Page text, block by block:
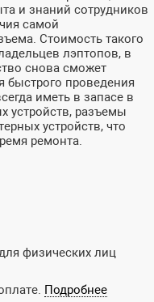
и знаний сотрудников
самой
Стоимость такого
лэптопов, в
снова сможет
быстрого проведения
иметь в запасе в
устройств, разъемы
устройств, что
ремонта.
физических лиц
Подробнее